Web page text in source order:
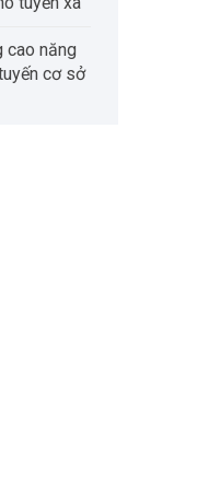
cao năng
cơ sở